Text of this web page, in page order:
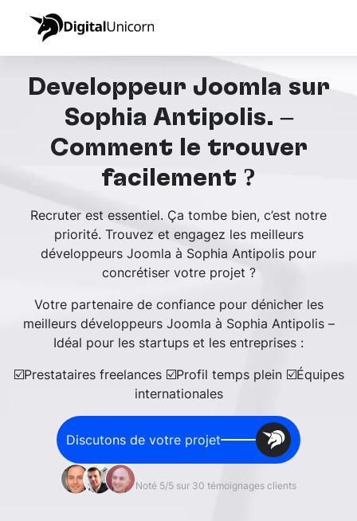
Développeur Joomla sur
Sophia Antipolis. –
Comment le trouver
facilement ?
Recruter est essentiel. Ça tombe bien, c’est notre
priorité. Trouvez et engagez les meilleurs
développeurs Joomla à Sophia Antipolis pour
concrétiser votre projet ?
Votre partenaire de confiance pour dénicher les
meilleurs développeurs Joomla à Sophia Antipolis –
Idéal pour les startups et les entreprises :
☑️Prestataires freelances ☑️Profil temps plein ☑️Équipes
internationales
Discutons de votre projet
Noté 5/5 sur 30 témoignages clients